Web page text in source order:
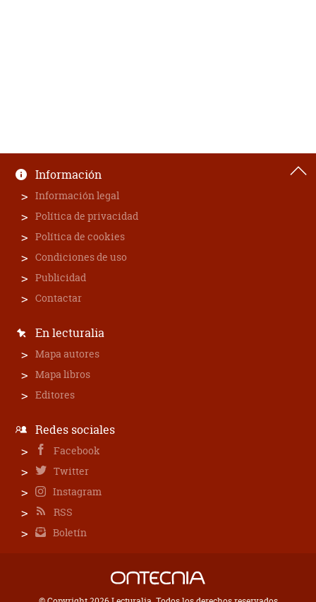
Información
Información legal
Política de privacidad
Política de cookies
Condiciones de uso
Publicidad
Contactar
En lecturalia
Mapa autores
Mapa libros
Editores
Redes sociales
Facebook
Twitter
Instagram
RSS
Boletín